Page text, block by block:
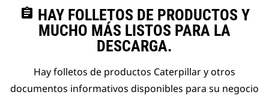
assignment HAY FOLLETOS DE PRODUCTOS Y
MUCHO MÁS LISTOS PARA LA
DESCARGA.
Hay folletos de productos Caterpillar y otros
documentos informativos disponibles para su negocio